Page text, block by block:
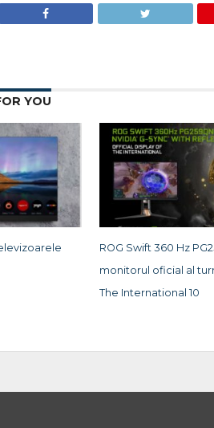
YOU
ROG Swift 360 Hz
monitorul oficial al
The International 10